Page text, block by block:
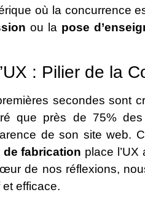
où la concurrence
ou la pose
: Pilier de la
secondes sont
que près de 75%
de son site web.
de fabrication place
de nos réflexions,
efficace.